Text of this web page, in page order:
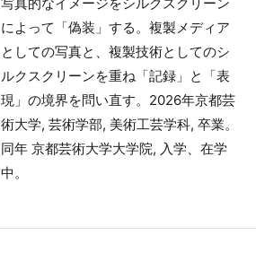
によって「偽装」する。複製メディア
としての写真と、複製技術としてのシ
ルクスクリーンを重ね「記録」と「表
現」の境界を問い直す。2026年京都芸
術大学, 芸術学部, 美術工芸学科, 卒業。
同年 京都芸術大学大学院, 入学、在学
中。